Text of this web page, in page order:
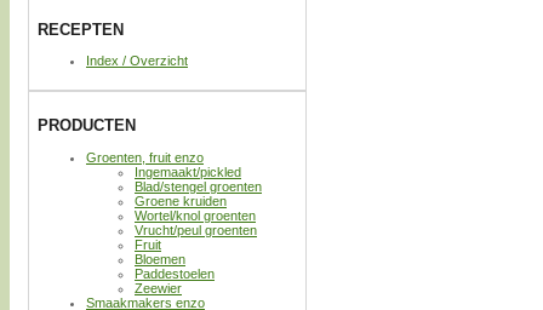
RECEPTEN
Index / Overzicht
PRODUCTEN
Groenten, fruit enzo
Ingemaakt/pickled
Blad/stengel groenten
Groene kruiden
Wortel/knol groenten
Vrucht/peul groenten
Fruit
Bloemen
Paddestoelen
Zeewier
Smaakmakers enzo